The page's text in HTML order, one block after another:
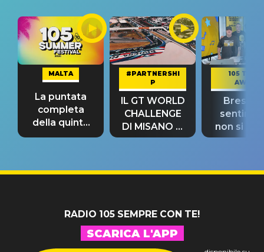
MALTA
La puntata
completa
della quinta
tappa
#PARTNERSHI
P
IL GT WORLD
CHALLENGE
DI MISANO si
riconferma
105 TAKE
AWAY
Bresh:
non si
fino alla
RADIO 105 SEMPRE CON TE!
SCARICA L'APP